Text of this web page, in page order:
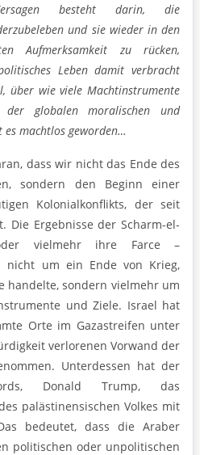
besteht darin, die
und sie wieder in den
Aufmerksamkeit zu rücken,
Leben damit verbracht
über wie viele Machtinstrumente
der globalen moralischen und
machtlos geworden…
dass wir nicht das Ende des
sondern den Beginn einer
Kolonialkonflikts, der seit
Die Ergebnisse der Scharm-el-
vielmehr ihre Farce –
nicht um ein Ende von Krieg,
handelte, sondern vielmehr um
und Ziele. Israel hat
Orte im Gazastreifen unter
verlorenen Vorwand der
Unterdessen hat der
Donald Trump, das
palästinensischen Volkes mit
bedeutet, dass die Araber
politischen oder unpolitischen